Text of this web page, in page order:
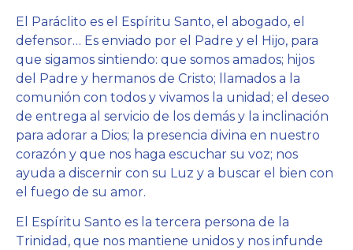
El Paráclito es el Espíritu Santo, el abogado, el
defensor… Es enviado por el Padre y el Hijo, para
que sigamos sintiendo: que somos amados; hijos
del Padre y hermanos de Cristo; llamados a la
comunión con todos y vivamos la unidad; el deseo
de entrega al servicio de los demás y la inclinación
para adorar a Dios; la presencia divina en nuestro
corazón y que nos haga escuchar su voz; nos
ayuda a discernir con su Luz y a buscar el bien con
el fuego de su amor.
El Espíritu Santo es la tercera persona de la
Trinidad, que nos mantiene unidos y nos infunde